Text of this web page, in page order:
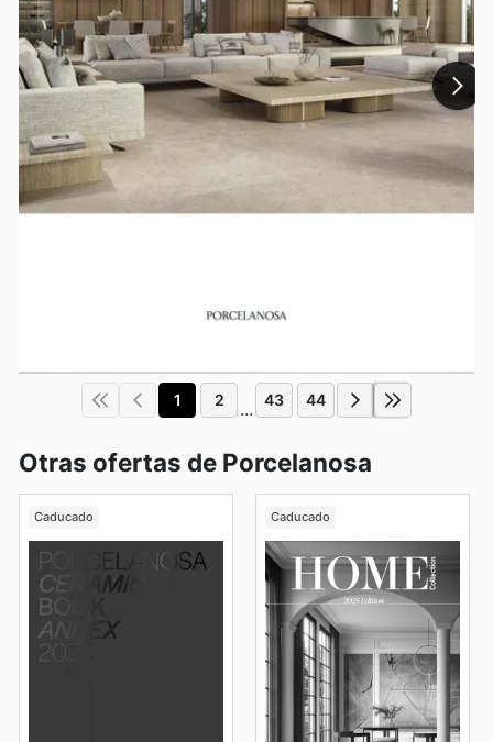
1 2 ... 43 44
Otras ofertas de Porcelanosa
Caducado Caducado